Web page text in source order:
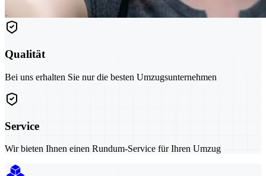
Qualität
Bei uns erhalten Sie nur die besten Umzugsunternehmen
Service
Wir bieten Ihnen einen Rundum-Service für Ihren Umzug